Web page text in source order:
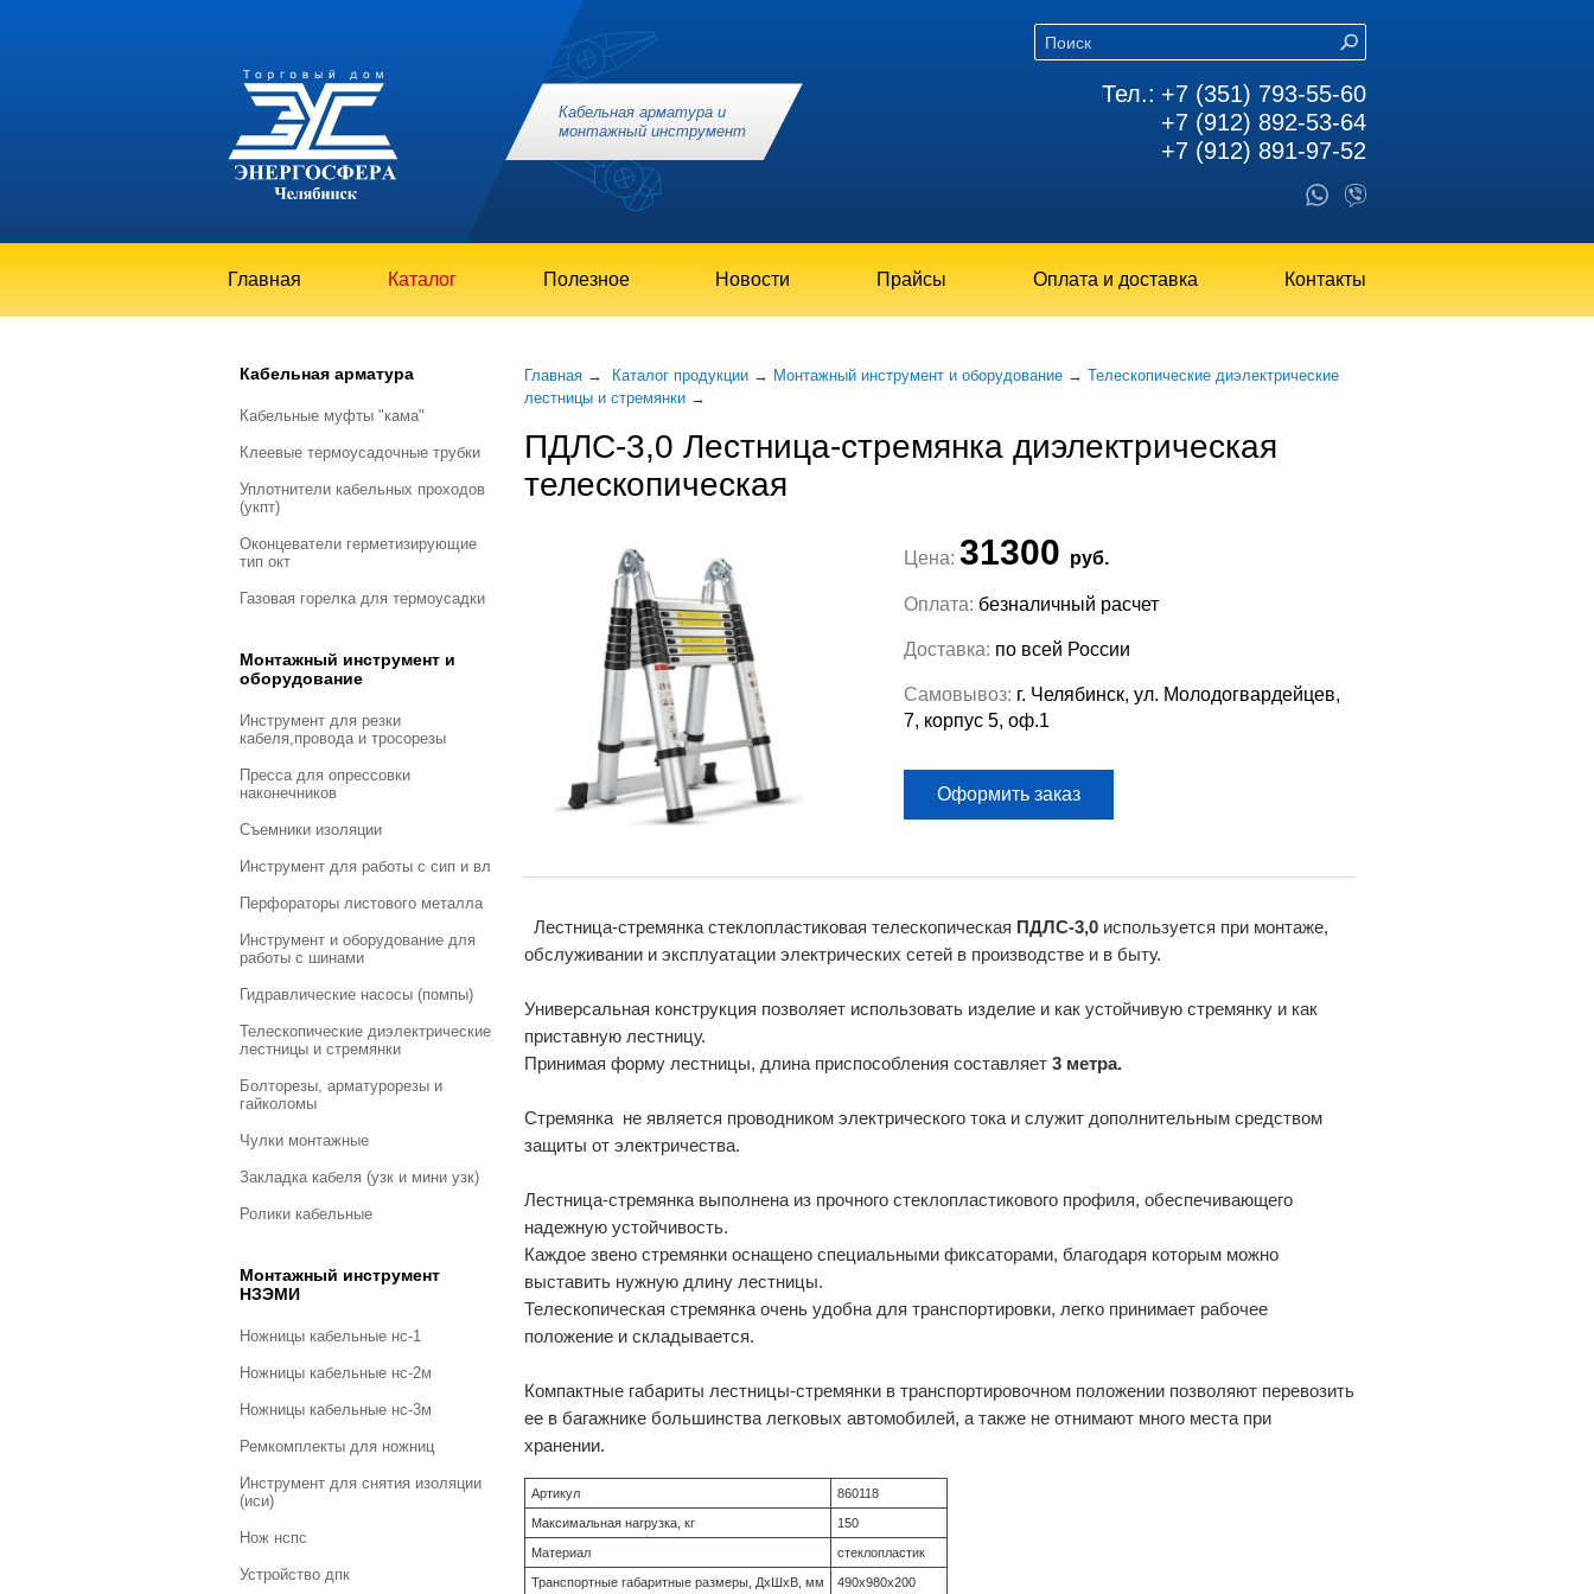
Кабельная арматура и
монтажный инструмент
Тел.: +7 (351) 793-55-60
+7 (912) 892-53-64
+7 (912) 891-97-52
Главная Каталог Полезное Новости Прайсы Оплата и доставка Контакты
Кабельная арматура
кабельные муфты "кама"
клеевые термоусадочные трубки
уплотнители кабельных проходов
(укпт)
оконцеватели герметизирующие
тип окт
газовая горелка для термоусадки
Монтажный инструмент и
оборудование
инструмент для резки
кабеля,провода и тросорезы
пресса для опрессовки
наконечников
съемники изоляции
инструмент для работы с сип и вл
перфораторы листового металла
инструмент и оборудование для
работы с шинами
гидравлические насосы (помпы)
телескопические диэлектрические
лестницы и стремянки
болторезы, арматурорезы и
гайколомы
чулки монтажные
закладка кабеля (узк и мини узк)
ролики кабельные
Монтажный инструмент
НЗЭМИ
ножницы кабельные нс-1
ножницы кабельные нс-2м
ножницы кабельные нс-3м
ремкомплекты для ножниц
инструмент для снятия изоляции
(иси)
нож нспс
устройство дпк
Главная → Каталог продукции → Монтажный инструмент и оборудование → Телескопические диэлектрические
лестницы и стремянки →
ПДЛС-3,0 Лестница-стремянка диэлектрическая
телескопическая
Цена: 31300 руб.
Оплата: безналичный расчет
Доставка: по всей России
Самовывоз: г. Челябинск, ул. Молодогвардейцев,
7, корпус 5, оф.1
Оформить заказ
Лестница-стремянка стеклопластиковая телескопическая ПДЛС-3,0 используется при монтаже,
обслуживании и эксплуатации электрических сетей в производстве и в быту.
Универсальная конструкция позволяет использовать изделие и как устойчивую стремянку и как
приставную лестницу.
Принимая форму лестницы, длина приспособления составляет 3 метра.
Стремянка не является проводником электрического тока и служит дополнительным средством
защиты от электричества.
Лестница-стремянка выполнена из прочного стеклопластикового профиля, обеспечивающего
надежную устойчивость.
Каждое звено стремянки оснащено специальными фиксаторами, благодаря которым можно
выставить нужную длину лестницы.
Телескопическая стремянка очень удобна для транспортировки, легко принимает рабочее
положение и складывается.
Компактные габариты лестницы-стремянки в транспортировочном положении позволяют перевозить
ее в багажнике большинства легковых автомобилей, а также не отнимают много места при
хранении.
Артикул 860118
Максимальная нагрузка, кг 150
Материал стеклопластик
Транспортные габаритные размеры, ДхШхВ, мм 490x980x200